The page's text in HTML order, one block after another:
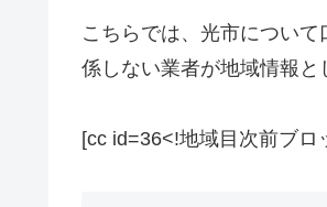
こちらでは、光市につい
係しない業者が地域情報と
[cc id=36<!地域目次前ブロ